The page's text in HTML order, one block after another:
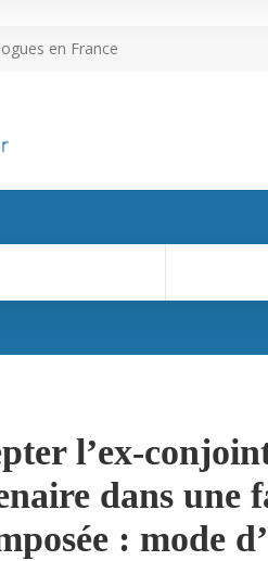
en France
l’ex-
dans une
: mode